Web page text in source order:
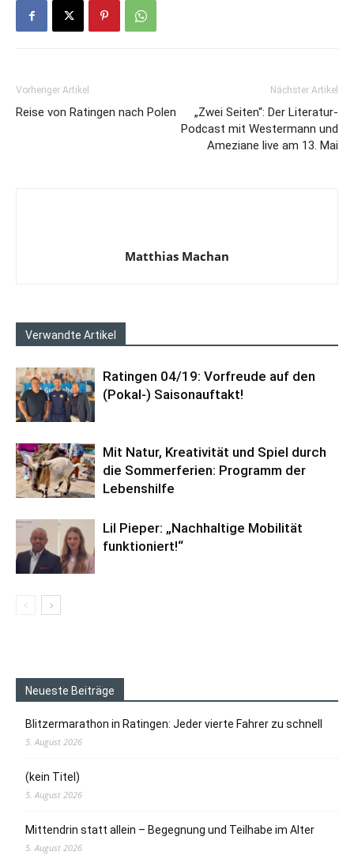
Vorheriger Artikel
Reise von Ratingen nach Polen
Nächster Artikel
„Zwei Seiten“: Der Literatur-
Podcast mit Westermann und
Ameziane live am 13. Mai
Matthias Machan
Verwandte Artikel
Ratingen 04/19: Vorfreude auf den
(Pokal-) Saisonauftakt!
Mit Natur, Kreativität und Spiel durch
die Sommerferien: Programm der
Lebenshilfe
Lil Pieper: „Nachhaltige Mobilität
funktioniert!“
Neueste Beiträge
Blitzermarathon in Ratingen: Jeder vierte Fahrer zu schnell
5. August 2026
(kein Titel)
5. August 2026
Mittendrin statt allein – Begegnung und Teilhabe im Alter
5. August 2026